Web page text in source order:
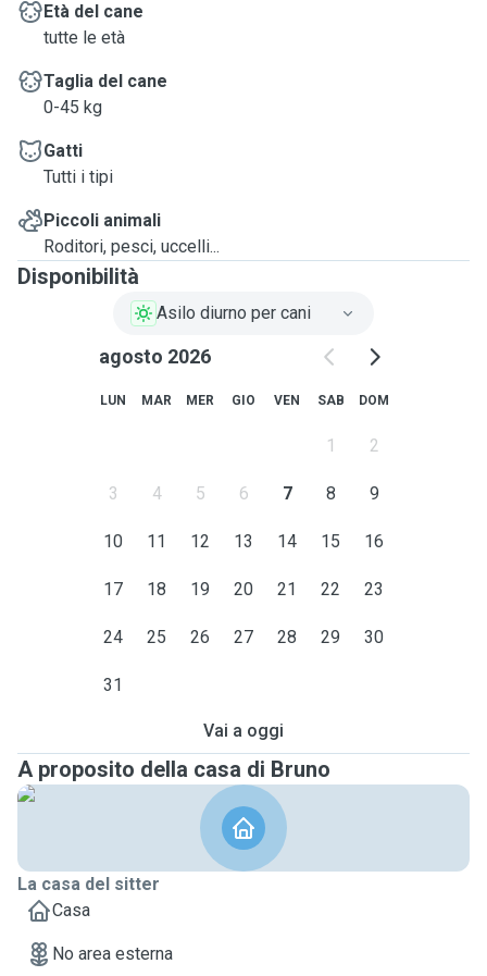
Età del cane
tutte le età
Taglia del cane
0-45 kg
Gatti
Tutti i tipi
Piccoli animali
Roditori, pesci, uccelli...
Disponibilità
Asilo diurno per cani
agosto 2026
LUN MAR MER GIO VEN SAB DOM
1 2
3 4 5 6 7 8 9
10 11 12 13 14 15 16
17 18 19 20 21 22 23
24 25 26 27 28 29 30
31
Vai a oggi
A proposito della casa di Bruno
La casa del sitter
Casa
No area esterna